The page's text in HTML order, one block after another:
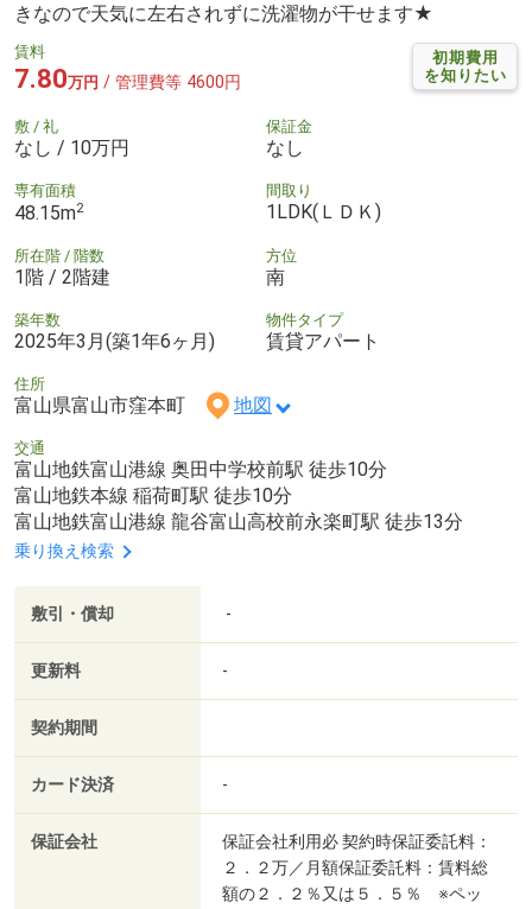
きなので天気に左右されずに洗濯物が干せます★
初期費用
を知りたい
賃料
7.80万円 / 管理費等 4600円
敷 / 礼
なし / 10万円
保証金
なし
専有面積
48.15m2
間取り
1LDK(ＬＤＫ)
所在階 / 階数
1階 / 2階建
方位
南
築年数
2025年3月(築1年6ヶ月)
物件タイプ
賃貸アパート
住所
富山県富山市窪本町 地図
交通
富山地鉄富山港線 奥田中学校前駅 徒歩10分
富山地鉄本線 稲荷町駅 徒歩10分
富山地鉄富山港線 龍谷富山高校前永楽町駅 徒歩13分
乗り換え検索
敷引・償却 -
更新料 -
契約期間
カード決済 -
保証会社
保証会社利用必 契約時保証委託料：
２．２万／月額保証委託料：賃料総
額の２．２％又は５．５％ ※ペッ